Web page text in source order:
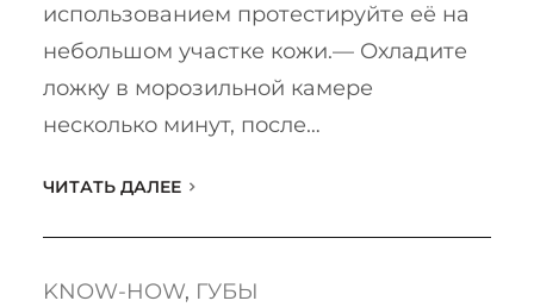
использованием протестируйте её на
небольшом участке кожи.— Охладите
ложку в морозильной камере
несколько минут, после…
ЧИТАТЬ ДАЛЕЕ
KNOW-HOW, ГУБЫ